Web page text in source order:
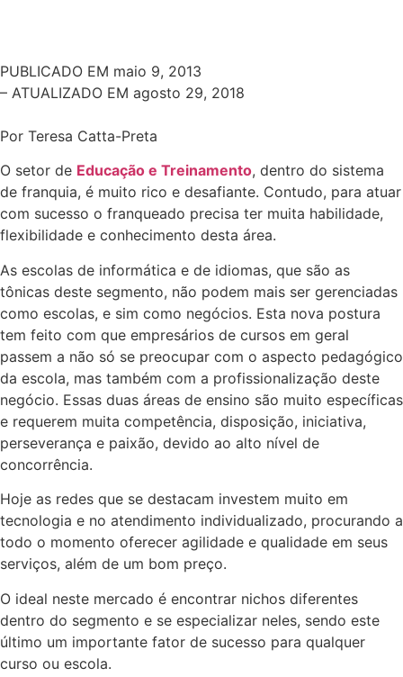
PUBLICADO EM maio 9, 2013
– ATUALIZADO EM agosto 29, 2018
Por Teresa Catta-Preta
O setor de Educação e Treinamento, dentro do sistema
de franquia, é muito rico e desafiante. Contudo, para atuar
com sucesso o franqueado precisa ter muita habilidade,
flexibilidade e conhecimento desta área.
As escolas de informática e de idiomas, que são as
tônicas deste segmento, não podem mais ser gerenciadas
como escolas, e sim como negócios. Esta nova postura
tem feito com que empresários de cursos em geral
passem a não só se preocupar com o aspecto pedagógico
da escola, mas também com a profissionalização deste
negócio. Essas duas áreas de ensino são muito específicas
e requerem muita competência, disposição, iniciativa,
perseverança e paixão, devido ao alto nível de
concorrência.
Hoje as redes que se destacam investem muito em
tecnologia e no atendimento individualizado, procurando a
todo o momento oferecer agilidade e qualidade em seus
serviços, além de um bom preço.
O ideal neste mercado é encontrar nichos diferentes
dentro do segmento e se especializar neles, sendo este
último um importante fator de sucesso para qualquer
curso ou escola.